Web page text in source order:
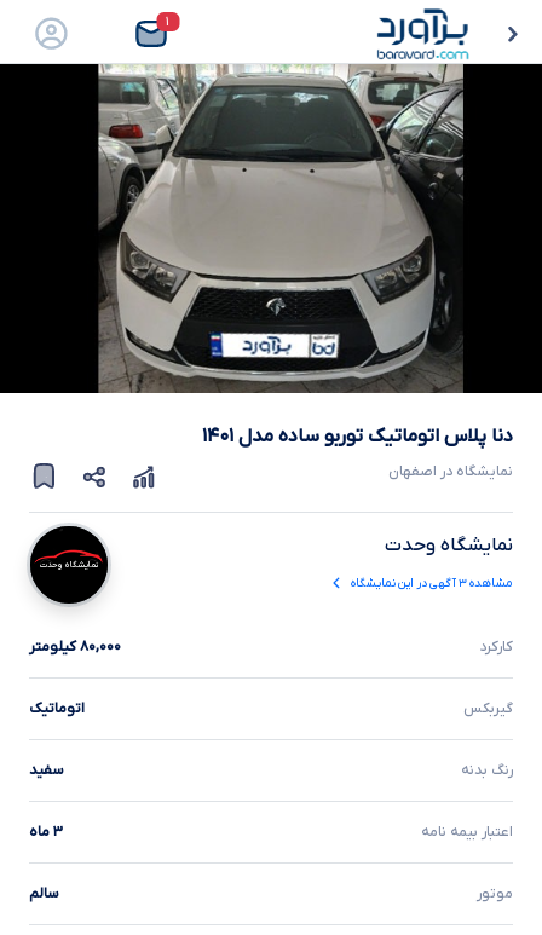
۱
دنا پلاس اتوماتیک توربو ساده مدل ۱۴۰۱
نمایشگاه در اصفهان
نمایشگاه وحدت
مشاهده۳آگهی در این نمایشگاه
نمایشگاه وحدت
کارکرد ۸۰,۰۰۰ کیلومتر
گیربکس اتوماتیک
رنگ بدنه سفید
اعتبار بیمه نامه ۳ ماه
موتور سالم